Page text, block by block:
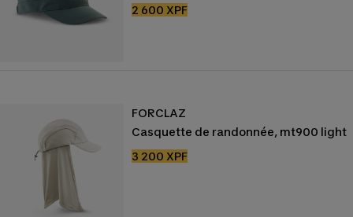
Prix
2 600 XPF
FORCLAZ
Casquette de randonnée, mt900 light
Prix
3 200 XPF